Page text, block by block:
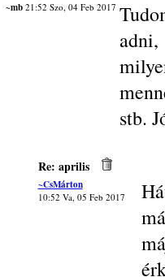
~mb21:52 Szo, 04 Feb 2017
stb.
Re: aprilis
~CsMárton
10:52 Va, 05 Feb 2017